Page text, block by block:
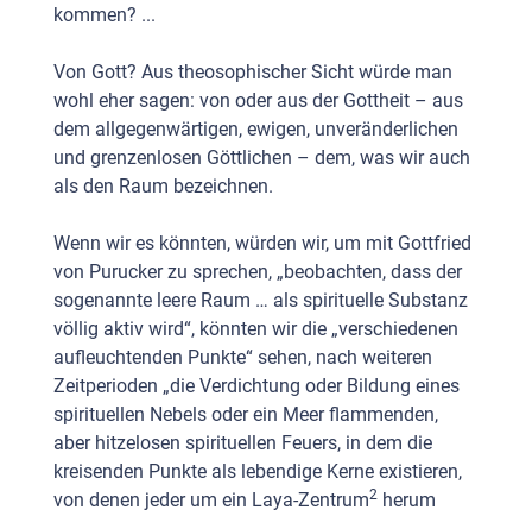
kommen? ...
Von Gott? Aus theosophischer Sicht würde man
wohl eher sagen: von oder aus der Gottheit – aus
dem allgegenwärtigen, ewigen, unveränderlichen
und grenzenlosen Göttlichen – dem, was wir auch
als den Raum bezeichnen.
Wenn wir es könnten, würden wir, um mit Gottfried
von Purucker zu sprechen, „beobachten, dass der
sogenannte leere Raum … als spirituelle Substanz
völlig aktiv wird“, könnten wir die „verschiedenen
aufleuchtenden Punkte“ sehen, nach weiteren
Zeitperioden „die Verdichtung oder Bildung eines
spirituellen Nebels oder ein Meer flammenden,
aber hitzelosen spirituellen Feuers, in dem die
kreisenden Punkte als lebendige Kerne existieren,
von denen jeder um ein Laya-Zentrum2herum